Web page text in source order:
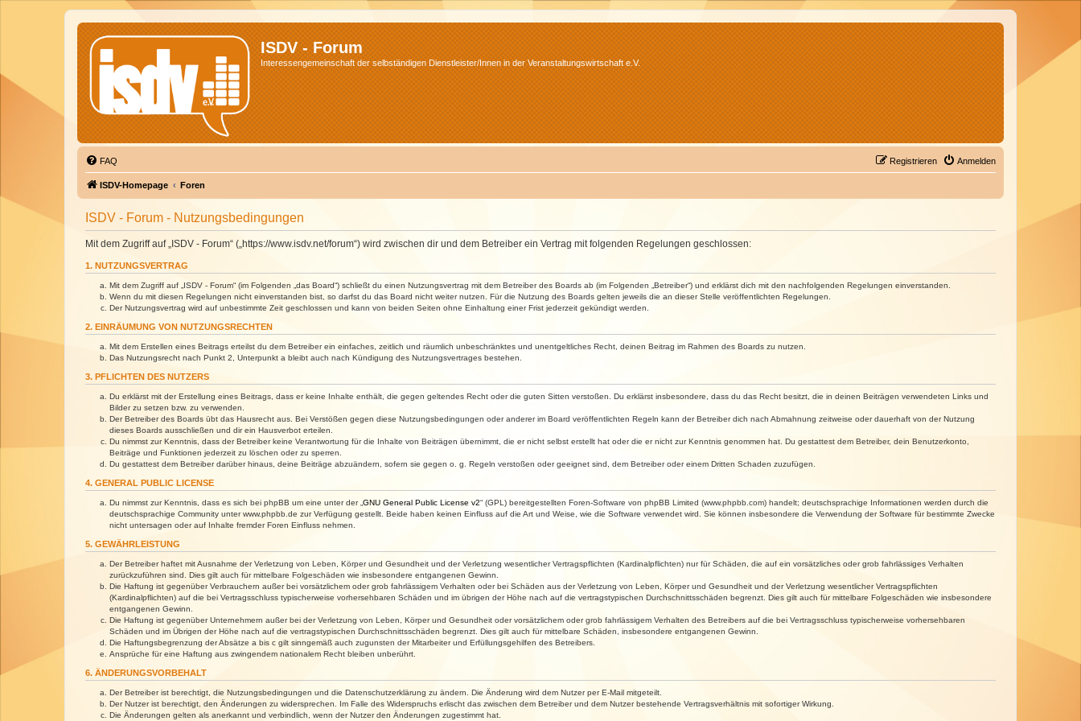
ISDV - Forum
Interessengemeinschaft der selbständigen Dienstleister/Innen in der Veranstaltungswirtschaft e.V.
FAQ Anmelden
Registrieren
ISDV-Homepage Foren
ISDV - Forum - Nutzungsbedingungen
Mit dem Zugriff auf „ISDV - Forum“ („https://www.isdv.net/forum“) wird zwischen dir und dem Betreiber ein Vertrag mit folgenden Regelungen geschlossen:
1. NUTZUNGSVERTRAG
Mit dem Zugriff auf „ISDV - Forum“ (im Folgenden „das Board“) schließt du einen Nutzungsvertrag mit dem Betreiber des Boards ab (im Folgenden „Betreiber“) und erklärst dich mit den nachfolgenden Regelungen einverstanden.
Wenn du mit diesen Regelungen nicht einverstanden bist, so darfst du das Board nicht weiter nutzen. Für die Nutzung des Boards gelten jeweils die an dieser Stelle veröffentlichten Regelungen.
Der Nutzungsvertrag wird auf unbestimmte Zeit geschlossen und kann von beiden Seiten ohne Einhaltung einer Frist jederzeit gekündigt werden.
2. EINRÄUMUNG VON NUTZUNGSRECHTEN
Mit dem Erstellen eines Beitrags erteilst du dem Betreiber ein einfaches, zeitlich und räumlich unbeschränktes und unentgeltliches Recht, deinen Beitrag im Rahmen des Boards zu nutzen.
Das Nutzungsrecht nach Punkt 2, Unterpunkt a bleibt auch nach Kündigung des Nutzungsvertrages bestehen.
3. PFLICHTEN DES NUTZERS
Du erklärst mit der Erstellung eines Beitrags, dass er keine Inhalte enthält, die gegen geltendes Recht oder die guten Sitten verstoßen. Du erklärst insbesondere, dass du das Recht besitzt, die in deinen Beiträgen verwendeten Links und
Bilder zu setzen bzw. zu verwenden.
Der Betreiber des Boards übt das Hausrecht aus. Bei Verstößen gegen diese Nutzungsbedingungen oder anderer im Board veröffentlichten Regeln kann der Betreiber dich nach Abmahnung zeitweise oder dauerhaft von der Nutzung
dieses Boards ausschließen und dir ein Hausverbot erteilen.
Du nimmst zur Kenntnis, dass der Betreiber keine Verantwortung für die Inhalte von Beiträgen übernimmt, die er nicht selbst erstellt hat oder die er nicht zur Kenntnis genommen hat. Du gestattest dem Betreiber, dein Benutzerkonto,
Beiträge und Funktionen jederzeit zu löschen oder zu sperren.
Du gestattest dem Betreiber darüber hinaus, deine Beiträge abzuändern, sofern sie gegen o. g. Regeln verstoßen oder geeignet sind, dem Betreiber oder einem Dritten Schaden zuzufügen.
4. GENERAL PUBLIC LICENSE
Du nimmst zur Kenntnis, dass es sich bei phpBB um eine unter der „ GNU General Public License v2“ (GPL) bereitgestellten Foren-Software von phpBB Limited (www.phpbb.com) handelt; deutschsprachige Informationen werden durch die
deutschsprachige Community unter www.phpbb.de zur Verfügung gestellt. Beide haben keinen Einfluss auf die Art und Weise, wie die Software verwendet wird. Sie können insbesondere die Verwendung der Software für bestimmte Zwecke
nicht untersagen oder auf Inhalte fremder Foren Einfluss nehmen.
5. GEWÄHRLEISTUNG
Der Betreiber haftet mit Ausnahme der Verletzung von Leben, Körper und Gesundheit und der Verletzung wesentlicher Vertragspflichten (Kardinalpflichten) nur für Schäden, die auf ein vorsätzliches oder grob fahrlässiges Verhalten
zurückzuführen sind. Dies gilt auch für mittelbare Folgeschäden wie insbesondere entgangenen Gewinn.
Die Haftung ist gegenüber Verbrauchern außer bei vorsätzlichem oder grob fahrlässigem Verhalten oder bei Schäden aus der Verletzung von Leben, Körper und Gesundheit und der Verletzung wesentlicher Vertragspflichten
(Kardinalpflichten) auf die bei Vertragsschluss typischerweise vorhersehbaren Schäden und im übrigen der Höhe nach auf die vertragstypischen Durchschnittsschäden begrenzt. Dies gilt auch für mittelbare Folgeschäden wie insbesondere
entgangenen Gewinn.
Die Haftung ist gegenüber Unternehmern außer bei der Verletzung von Leben, Körper und Gesundheit oder vorsätzlichem oder grob fahrlässigem Verhalten des Betreibers auf die bei Vertragsschluss typischerweise vorhersehbaren
Schäden und im Übrigen der Höhe nach auf die vertragstypischen Durchschnittsschäden begrenzt. Dies gilt auch für mittelbare Schäden, insbesondere entgangenen Gewinn.
Die Haftungsbegrenzung der Absätze a bis c gilt sinngemäß auch zugunsten der Mitarbeiter und Erfüllungsgehilfen des Betreibers.
Ansprüche für eine Haftung aus zwingendem nationalem Recht bleiben unberührt.
6. ÄNDERUNGSVORBEHALT
Der Betreiber ist berechtigt, die Nutzungsbedingungen und die Datenschutzerklärung zu ändern. Die Änderung wird dem Nutzer per E-Mail mitgeteilt.
Der Nutzer ist berechtigt, den Änderungen zu widersprechen. Im Falle des Widerspruchs erlischt das zwischen dem Betreiber und dem Nutzer bestehende Vertragsverhältnis mit sofortiger Wirkung.
Die Änderungen gelten als anerkannt und verbindlich, wenn der Nutzer den Änderungen zugestimmt hat.